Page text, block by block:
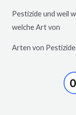
Pestizide und weil
welche Art von
Arten von